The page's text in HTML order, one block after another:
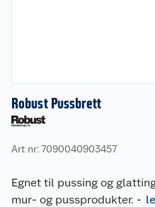
Robust Pussbrett
Art nr: 7090040903457
Egnet til pussing og
mur- og pussprodukter. -